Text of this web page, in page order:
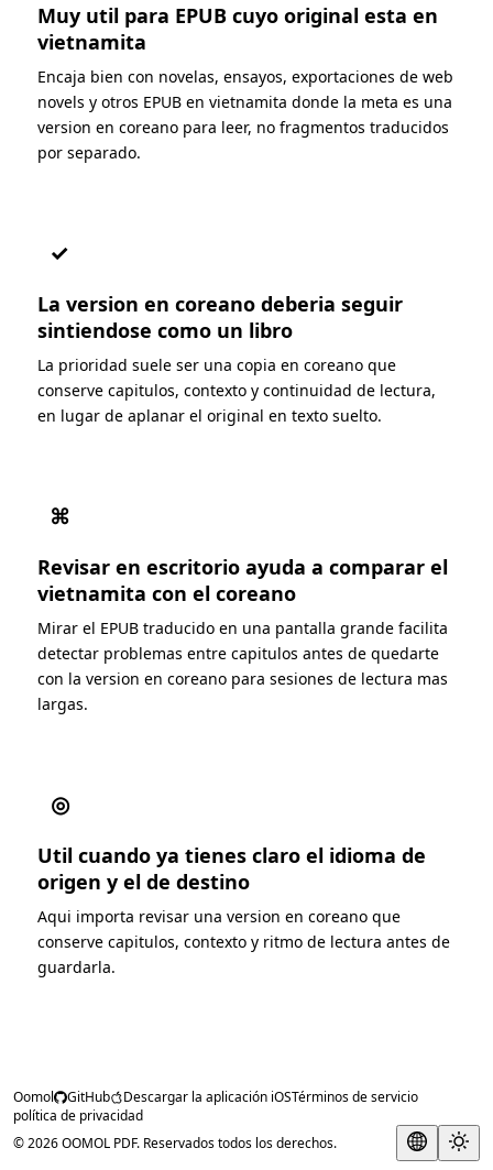
Muy util para EPUB cuyo original esta en
vietnamita
Encaja bien con novelas, ensayos, exportaciones de web
novels y otros EPUB en vietnamita donde la meta es una
version en coreano para leer, no fragmentos traducidos
por separado.
✓
La version en coreano deberia seguir
sintiendose como un libro
La prioridad suele ser una copia en coreano que
conserve capitulos, contexto y continuidad de lectura,
en lugar de aplanar el original en texto suelto.
⌘
Revisar en escritorio ayuda a comparar el
vietnamita con el coreano
Mirar el EPUB traducido en una pantalla grande facilita
detectar problemas entre capitulos antes de quedarte
con la version en coreano para sesiones de lectura mas
largas.
◎
Util cuando ya tienes claro el idioma de
origen y el de destino
Aqui importa revisar una version en coreano que
conserve capitulos, contexto y ritmo de lectura antes de
guardarla.
Oomol GitHub Descargar la aplicación iOSTérminos de servicio
política de privacidad
© 2026 OOMOL PDF. Reservados todos los derechos.